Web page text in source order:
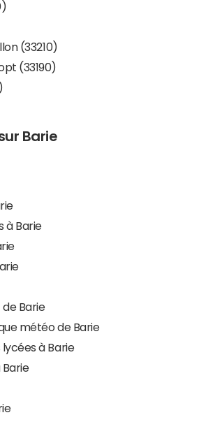
(33210)
(33190)
Barie
à Barie
Barie
météo de Barie
à Barie
Barie